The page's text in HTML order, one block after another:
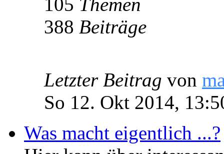
388 Beiträge
Letzter Beitrag von
So 12. Okt 2014,
Was macht eigentlich ...?